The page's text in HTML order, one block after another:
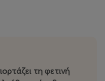
τις στιγμές και τους
τη φετινή